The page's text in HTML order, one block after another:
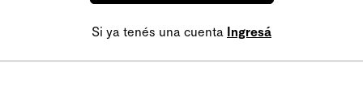
Si ya tenés una cuenta Ingresá